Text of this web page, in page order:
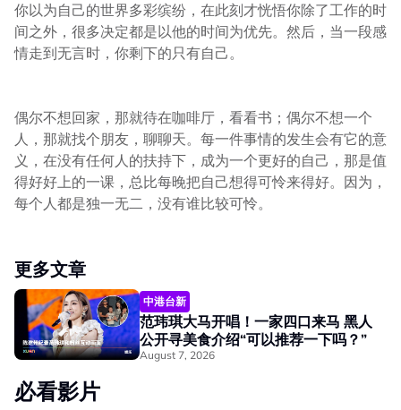
你以为自己的世界多彩缤纷，在此刻才恍悟你除了工作的时
间之外，很多决定都是以他的时间为优先。然后，当一段感
情走到无言时，你剩下的只有自己。
偶尔不想回家，那就待在咖啡厅，看看书；偶尔不想一个
人，那就找个朋友，聊聊天。每一件事情的发生会有它的意
义，在没有任何人的扶持下，成为一个更好的自己，那是值
得好好上的一课，总比每晚把自己想得可怜来得好。因为，
每个人都是独一无二，没有谁比较可怜。
更多文章
中港台新
范玮琪大马开唱！一家四口来马 黑人
公开寻美食介绍“可以推荐一下吗？”
August 7, 2026
必看影片